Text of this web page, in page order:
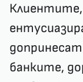
Клиентите,
банките,